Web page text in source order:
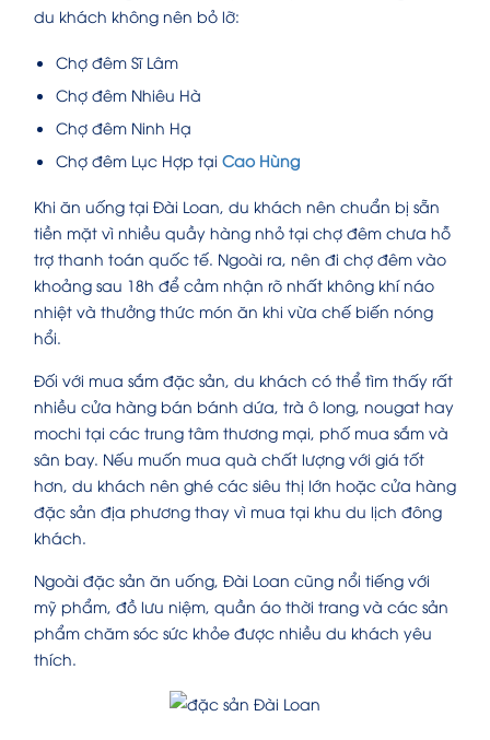
du khách không nên bỏ lỡ:
Chợ đêm Sĩ Lâm
Chợ đêm Nhiêu Hà
Chợ đêm Ninh Hạ
Chợ đêm Lục Hợp tại Cao Hùng
Khi ăn uống tại Đài Loan, du khách nên chuẩn bị sẵn
tiền mặt vì nhiều quầy hàng nhỏ tại chợ đêm chưa hỗ
trợ thanh toán quốc tế. Ngoài ra, nên đi chợ đêm vào
khoảng sau 18h để cảm nhận rõ nhất không khí náo
nhiệt và thưởng thức món ăn khi vừa chế biến nóng
hổi.
Đối với mua sắm đặc sản, du khách có thể tìm thấy rất
nhiều cửa hàng bán bánh dứa, trà ô long, nougat hay
mochi tại các trung tâm thương mại, phố mua sắm và
sân bay. Nếu muốn mua quà chất lượng với giá tốt
hơn, du khách nên ghé các siêu thị lớn hoặc cửa hàng
đặc sản địa phương thay vì mua tại khu du lịch đông
khách.
Ngoài đặc sản ăn uống, Đài Loan cũng nổi tiếng với
mỹ phẩm, đồ lưu niệm, quần áo thời trang và các sản
phẩm chăm sóc sức khỏe được nhiều du khách yêu
thích.